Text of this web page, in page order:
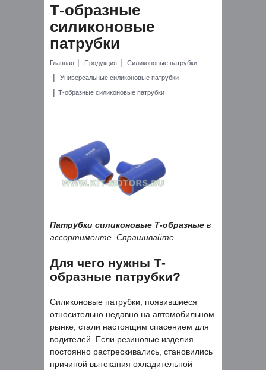
Т-образные
силиконовые
патрубки
Главная Продукция Силиконовые патрубки
Универсальные силиконовые патрубки
Т-образные силиконовые патрубки
Патрубки силиконовые Т-образные в
ассортименте. Спрашивайте.
Для чего нужны Т-
образные патрубки?
Силиконовые патрубки, появившиеся
относительно недавно на автомобильном
рынке, стали настоящим спасением для
водителей. Если резиновые изделия
постоянно растрескивались, становились
причиной вытекания охладительной